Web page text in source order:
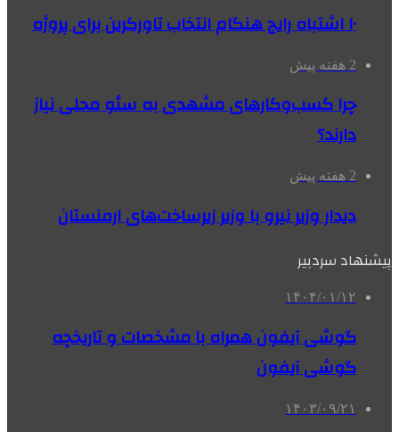
۱۰ اشتباه رایج هنگام انتخاب تاورکرین برای پروژه
2 هفته پیش
چرا کسب‌وکارهای مشهدی به سئو محلی نیاز
دارند؟
2 هفته پیش
دیدار وزیر نیرو با وزیر زیرساخت‌های ارمنستان
پیشنهاد سردبیر
۱۴۰۴/۰۱/۱۲
گوشی آیفون همراه با مشخصات و تاریخچه
گوشی آیفون
۱۴۰۳/۰۹/۲۱